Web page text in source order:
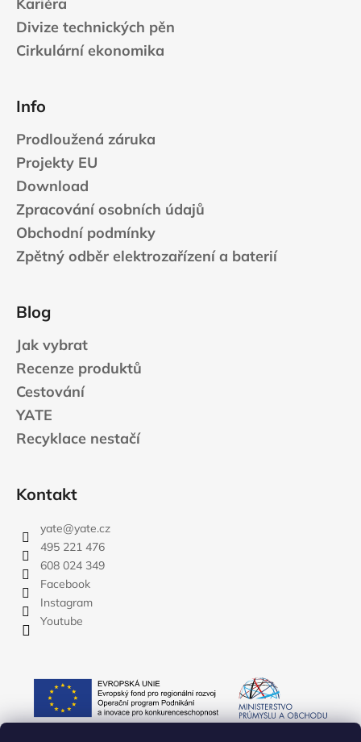
Divize technických pěn
Cirkulární ekonomika
Info
Prodloužená záruka
Projekty EU
Download
Zpracování osobních údajů
Obchodní podmínky
Zpětný odběr elektrozařízení a baterií
Blog
Jak vybrat
Recenze produktů
Cestování
YATE
Recyklace nestačí
Kontakt
yate@yate.cz
495 221 476
608 024 349
Facebook
Instagram
Youtube